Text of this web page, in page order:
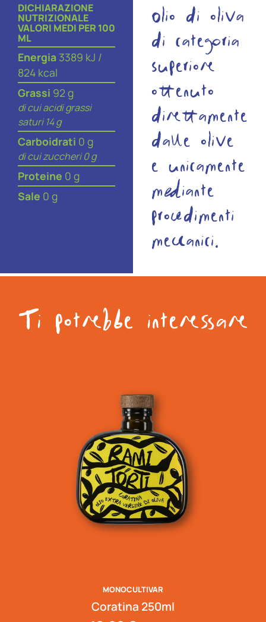
DICHIARAZIONE
NUTRIZIONALE
VALORI MEDI PER 100
ML
Energia 3389 kJ /
824 kcal
Grassi 92 g
di cui acidi grassi
saturi 14 g
Carboidrati 0 g
di cui zuccheri 0 g
Proteine 0 g
Sale 0 g
Olio di oliva
di categoria
superiore
ottenuto
direttamente
dalle olive
e unicamente
mediante
procedimenti
meccanici.
Ti potrebbe interessare
MONOCULTIVAR
Coratina 250ml